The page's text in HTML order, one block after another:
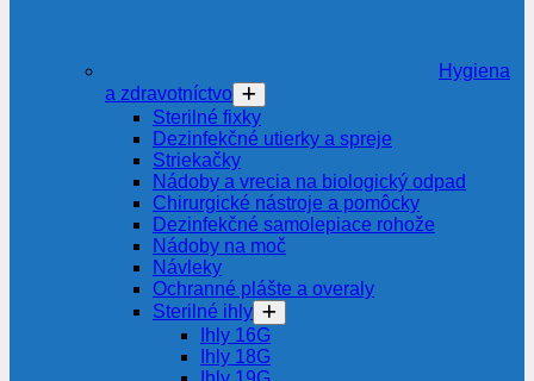
Hygiena
a zdravotníctvo
Sterilné fixky
Dezinfekčné utierky a spreje
Striekačky
Nádoby a vrecia na biologický odpad
Chirurgické nástroje a pomôcky
Dezinfekčné samolepiace rohože
Nádoby na moč
Návleky
Ochranné plášte a overaly
Sterilné ihly
Ihly 16G
Ihly 18G